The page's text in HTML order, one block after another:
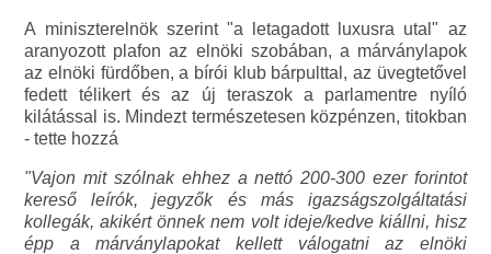
A miniszterelnök szerint "a letagadott luxusra utal" az
aranyozott plafon az elnöki szobában, a márványlapok
az elnöki fürdőben, a bírói klub bárpulttal, az üvegtetővel
fedett télikert és az új teraszok a parlamentre nyíló
kilátással is. Mindezt természetesen közpénzen, titokban
- tette hozzá
"Vajon mit szólnak ehhez a nettó 200-300 ezer forintot
kereső leírók, jegyzők és más igazságszolgáltatási
kollegák, akikért önnek nem volt ideje/kedve kiállni, hisz
épp a márványlapokat kellett válogatni az elnöki